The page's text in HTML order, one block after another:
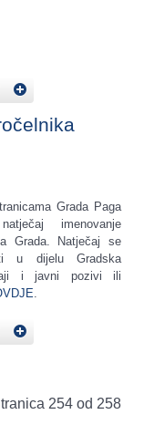
Grada Paga
imenovanje
Grada. Natječaj se
u dijelu Gradska
i javni pozivi ili
254 od 258